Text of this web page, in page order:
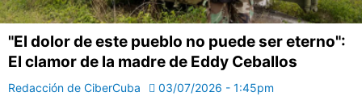
"El dolor de este pueblo no puede ser eterno":
El clamor de la madre de Eddy Ceballos
Redacción de CiberCuba 03/07/2026 - 1:45pm